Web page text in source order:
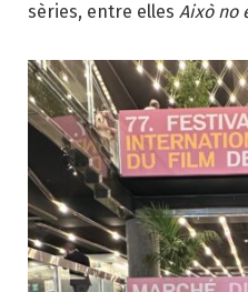
sèries, entre elles Això no